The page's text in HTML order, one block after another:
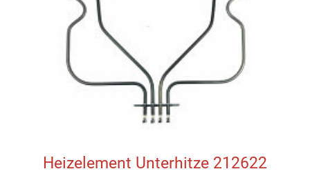
Heizelement Unterhitze 212622